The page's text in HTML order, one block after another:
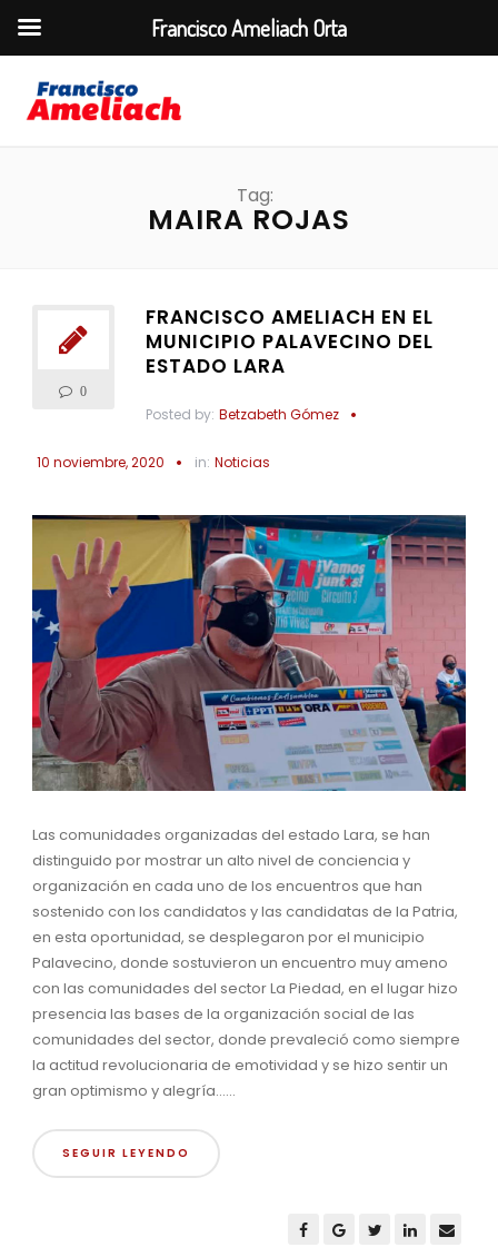
Tag:
MAIRA ROJAS
0
FRANCISCO AMELIACH EN EL
MUNICIPIO PALAVECINO DEL
ESTADO LARA
Posted by: Betzabeth Gómez
10 noviembre, 2020 in: Noticias
Las comunidades organizadas del estado Lara, se han
distinguido por mostrar un alto nivel de conciencia y
organización en cada uno de los encuentros que han
sostenido con los candidatos y las candidatas de la Patria,
en esta oportunidad, se desplegaron por el municipio
Palavecino, donde sostuvieron un encuentro muy ameno
con las comunidades del sector La Piedad, en el lugar hizo
presencia las bases de la organización social de las
comunidades del sector, donde prevaleció como siempre
la actitud revolucionaria de emotividad y se hizo sentir un
gran optimismo y alegría......
SEGUIR LEYENDO
Francisco Ameliach Orta